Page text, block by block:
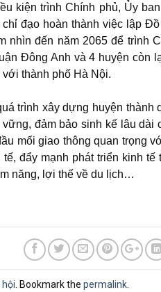
kiện trình Chính phủ, Ủy
đạo hoàn thành việc lập
nhìn đến năm 2065 để trình
Đông Anh và 4 huyện còn
thành phố Hà Nội.
trình xây dựng huyện thành
đảm bảo sinh kế lâu
mối giao thông quan trọng
đẩy mạnh phát triển kinh
năng, lợi thế về du lịch…
hội. Bookmark the permalink.